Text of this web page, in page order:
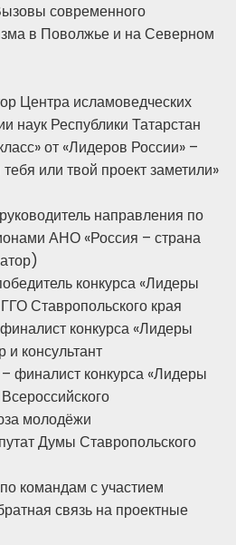
современного
в Поволжье и на Северном
Центра исламоведческих
наук Республики Татарстан
от «Лидеров России» –
тебя или твой проект заметили»
направления по
АНО «Россия – страна
конкурса «Лидеры
Ставропольского края
конкурса «Лидеры
и консультант
финалист конкурса «Лидеры
молодёжи
Думы Ставропольского
командам с участием
связь на проектные